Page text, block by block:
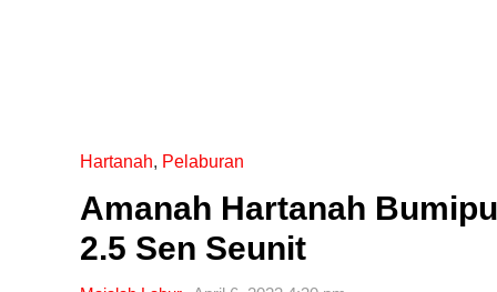
Hartanah, Pelaburan
Amanah Hartanah
2.5 Sen Seunit
Editor Picks
Ini 15 Panduan Beginner
Perlu Tahu Tentang Pelaburan
Saham di Bursa Malaysia